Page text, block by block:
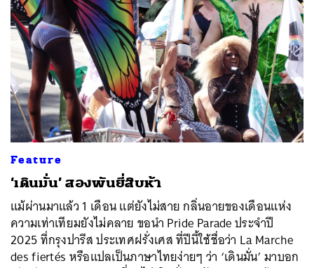
Feature
‘เดินมั่น’ สองพันยี่สิบห้า
แม้ผ่านมาแล้ว 1 เดือน แต่ยังไม่สาย กลิ่นอายของเดือนแห่ง
ความเท่าเทียมยังไม่คลาย ขอนำ Pride Parade ประจำปี
2025 ที่กรุงปารีส ประเทศฝรั่งเศส ที่ปีนี้ใช้ชื่อว่า La Marche
des fiertés หรือแปลเป็นภาษาไทยง่ายๆ ว่า ‘เดินมั่น’ มาบอก